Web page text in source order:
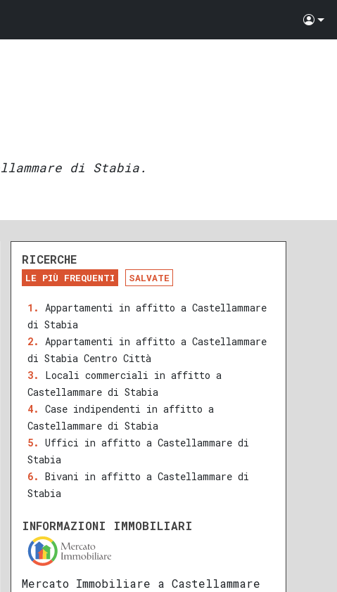
di Stabia.
RICERCHE
LE PIÙ FREQUENTI SALVATE
Appartamenti in affitto a Castellammare
di Stabia
Appartamenti in affitto a Castellammare
di Stabia Centro Città
Locali commerciali in affitto a
Castellammare di Stabia
Case indipendenti in affitto a
Castellammare di Stabia
Uffici in affitto a Castellammare di
Stabia
Bivani in affitto a Castellammare di
Stabia
INFORMAZIONI IMMOBILIARI
Mercato Immobiliare a Castellammare